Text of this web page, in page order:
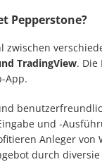
Pepperstone?
zwischen
TradingView. Die
App.
und -
Anleger von
durch